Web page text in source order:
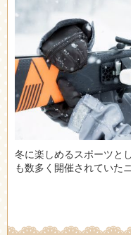
冬に楽しめるスポーツと
も数多く開催されていた